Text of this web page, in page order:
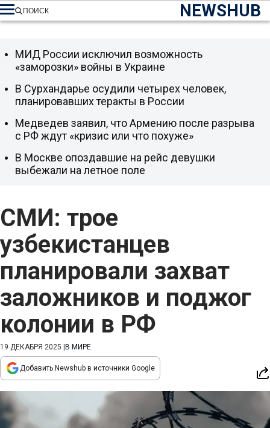
NEWSHUB
ПОИСК
СМИ: трое
узбекистанцев
планировали захват
заложников и поджог
колонии в РФ
19 ДЕКАБРЯ 2025 В МИРЕ
Добавить Newshub в источники Google
МИД России исключил возможность
«заморозки» войны в Украине
В Сурхандарье осудили четырех человек,
планировавших теракты в России
Медведев заявил, что Армению после разрыва
с РФ ждут «кризис или что похуже»
В Москве опоздавшие на рейс девушки
выбежали на летное поле